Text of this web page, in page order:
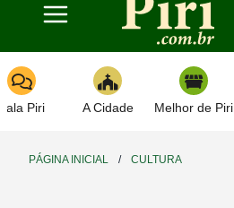
Toggle navigation
Piri A Cidade Melhor de Piri
PÁGINA INICIAL / CULTURA